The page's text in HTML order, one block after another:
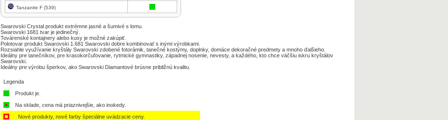
Tanzanite F (539)
Swarovski Crystal produkt extrémne jasné a šumivé s lomu
Swarovski 1681 tvar je jedinečný
Továrenské kontajnery alebo kusy je možné zakúpiť.
Polotovar produkt Swarovski 1.681 Swarovski dobre kombinovať s inými výrobkami
Rozsiahle využívanie kryštály Swarovski zdobené fotorámik , tanečné kostýmy, doplnky, domáce dekoračné predmety a mnoho ďalšieho
Ideálny pre tanečníkov, pre krasokorčuľovanie rytmické gymnastiky, západnej nosenie, nevesty, a každého, kto chce väčšiu iskru kryštálov
Swarovski
Ideálny pre výrobu šperkov, ako Swarovski Diamantové brúsne približnú kvalitu
Legenda
Produkt je.
Na sklade, cena má priaznivejšie, ako inokedy.
Nové produkty, nové farby špeciálne uvádzacie ceny.